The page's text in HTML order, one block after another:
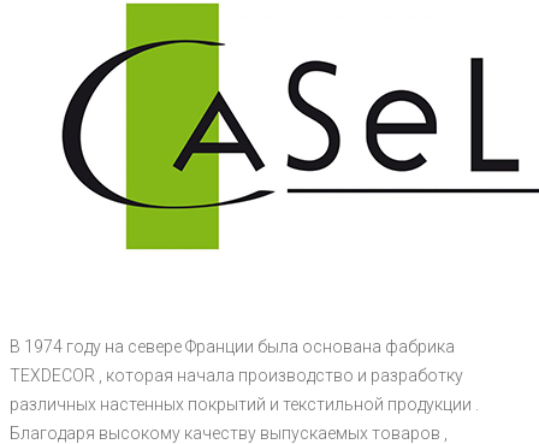
В 1974 году на севере Франции была основана фабрика
TEXDECOR , которая начала производство и разработку
различных настенных покрытий и текстильной продукции .
Благодаря высокому качеству выпускаемых товаров ,